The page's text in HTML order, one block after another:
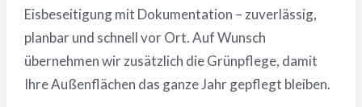
Eisbeseitigung mit Dokumentation – zuverlässig,
planbar und schnell vor Ort. Auf Wunsch
übernehmen wir zusätzlich die Grünpflege, damit
Ihre Außenflächen das ganze Jahr gepflegt bleiben.